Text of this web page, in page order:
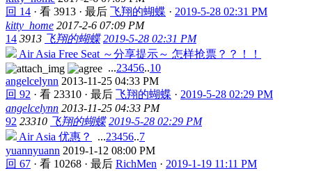
回 14 · 看 3913 · 最后 飞翔的蝴蝶 · 2019-5-28 02:31 PM
kitty_home 2017-2-6 07:09 PM
14 3913 飞翔的蝴蝶 2019-5-28 02:31 PM
Air Asia Free Seat ～分享提示～ 怎样抢票？？！！
...23456..10
angelcelynn 2013-11-25 04:33 PM
回 92 · 看 23310 · 最后 飞翔的蝴蝶 · 2019-5-28 02:29 PM
angelcelynn 2013-11-25 04:33 PM
92 23310 飞翔的蝴蝶 2019-5-28 02:29 PM
Air Asia 优惠？
...23456..7
yuannyuann 2019-1-12 08:00 PM
回 67 · 看 10268 · 最后 RichMen · 2019-1-19 11:11 PM